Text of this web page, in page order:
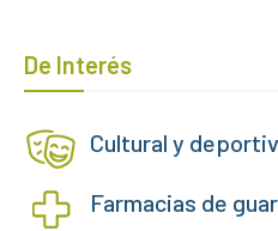
De Interés
Cultural y
Farmacias de